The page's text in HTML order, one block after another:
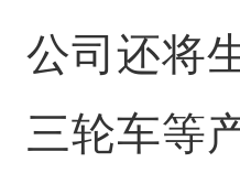
公司还将
三轮车等